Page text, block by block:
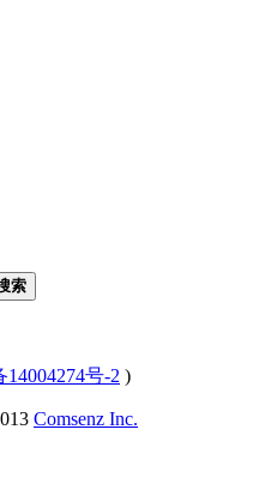
索
14004274号-2 )
Comsenz Inc.